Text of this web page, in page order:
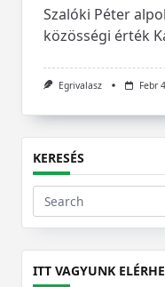
Szalóki Péter
közösségi érték
Egrivalasz Febr
KERESÉS
Search
for:
ITT VAGYUNK